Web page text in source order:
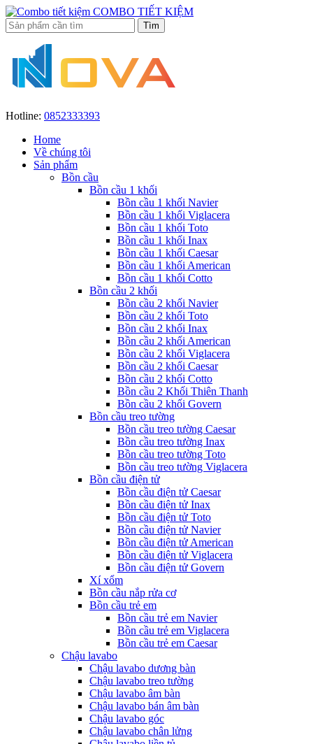
COMBO TIẾT KIỆM
Hotline: 0852333393
Home
Về chúng tôi
Sản phẩm
Bồn cầu
Bồn cầu 1 khối
Bồn cầu 1 khối Navier
Bồn cầu 1 khối Viglacera
Bồn cầu 1 khối Toto
Bồn cầu 1 khối Inax
Bồn cầu 1 khối Caesar
Bồn cầu 1 khối American
Bồn cầu 1 khối Cotto
Bồn cầu 2 khối
Bồn cầu 2 khối Navier
Bồn cầu 2 khối Toto
Bồn cầu 2 khối Inax
Bồn cầu 2 khối American
Bồn cầu 2 khối Viglacera
Bồn cầu 2 khối Caesar
Bồn cầu 2 khối Cotto
Bồn cầu 2 Khối Thiên Thanh
Bồn cầu 2 khối Govern
Bồn cầu treo tường
Bồn cầu treo tường Caesar
Bồn cầu treo tường Inax
Bồn cầu treo tường Toto
Bồn cầu treo tường Viglacera
Bồn cầu điện tử
Bồn cầu điện tử Caesar
Bồn cầu điện tử Inax
Bồn cầu điện tử Toto
Bồn cầu điện tử Navier
Bồn cầu điện tử American
Bồn cầu điện tử Viglacera
Bồn cầu điện tử Govern
Xí xổm
Bồn cầu nắp rửa cơ
Bồn cầu trẻ em
Bồn cầu trẻ em Navier
Bồn cầu trẻ em Viglacera
Bồn cầu trẻ em Caesar
Chậu lavabo
Chậu lavabo dương bàn
Chậu lavabo treo tường
Chậu lavabo âm bàn
Chậu lavabo bán âm bàn
Chậu lavabo góc
Chậu lavabo chân lửng